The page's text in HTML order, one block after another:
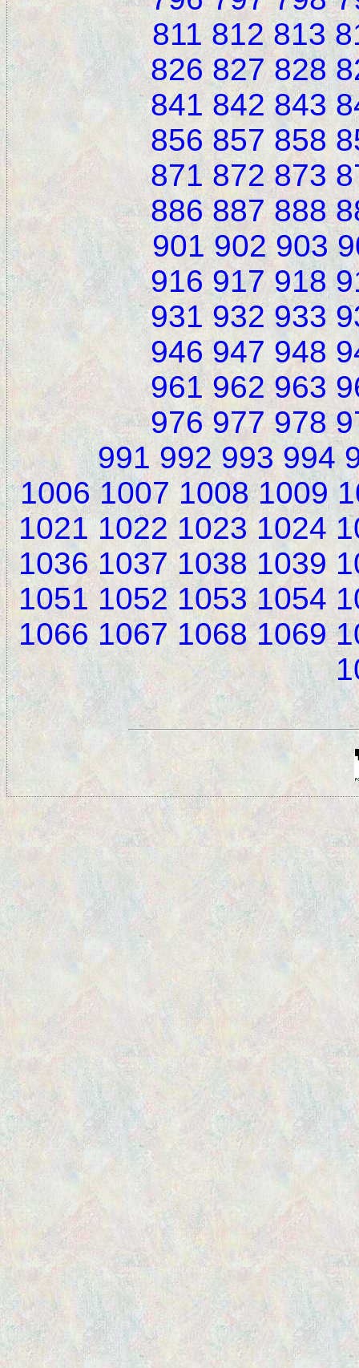
811 812 813
826 827 828
841 842 843
856 857 858
871 872 873
886 887 888
901 902 903
916 917 918
931 932 933
946 947 948
961 962 963
976 977 978
991 992 993 994
1006 1007 1008 1009
1021 1022 1023 1024
1036 1037 1038 1039
1051 1052 1053 1054
1066 1067 1068 1069